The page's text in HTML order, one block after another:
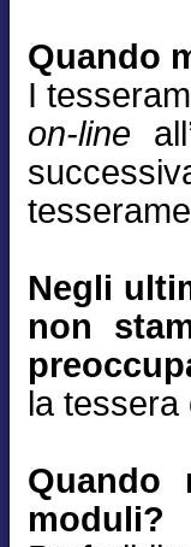
Quando
I
on-line
Negli
non
la tessera
moduli?